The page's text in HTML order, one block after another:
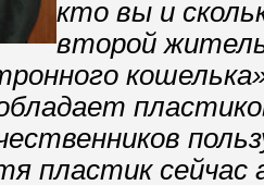
кто вы и
второй
пластик сейчас